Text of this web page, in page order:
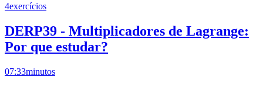
4exercícios
DERP39 - Multiplicadores de Lagrange:
Por que estudar?
07:33minutos